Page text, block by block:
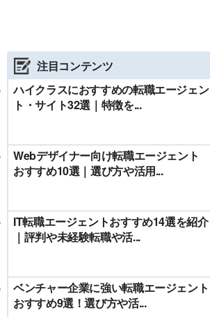
注目コンテンツ
ハイクラスにおすすめの転職エージェン
ト・サイト32選｜特徴を...
Webデザイナー向け転職エージェント
おすすめ10選｜選び方や活用...
IT転職エージェントおすすめ14選を紹介
｜評判や未経験転職や活...
ベンチャー企業に強い転職エージェント
おすすめ9選！選び方や活...